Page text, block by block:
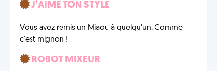
J’AIME TON STYLE
Vous avez remis un Miaou à quelqu'un. Comme
c'est mignon !
ROBOT MIXEUR